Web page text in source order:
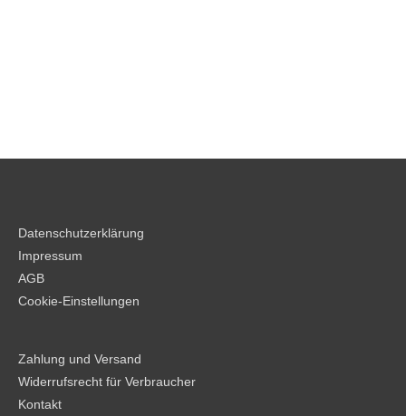
Datenschutzerklärung
Impressum
AGB
Cookie-Einstellungen
Zahlung und Versand
Widerrufsrecht für Verbraucher
Kontakt